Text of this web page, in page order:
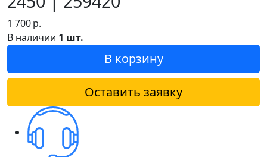
1 700р.
В наличии 1 шт.
В корзину
Оставить заявку